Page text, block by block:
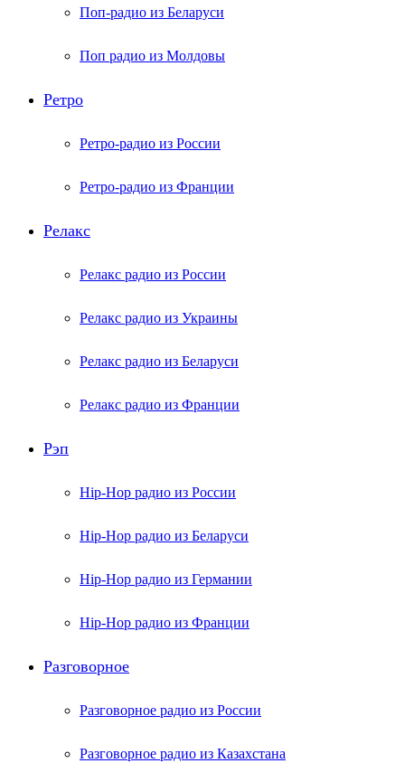
Поп-радио из Беларуси
Поп радио из Молдовы
Ретро
Ретро-радио из России
Ретро-радио из Франции
Релакс
Релакс радио из России
Релакс радио из Украины
Релакс радио из Беларуси
Релакс радио из Франции
Рэп
Hip-Hop радио из России
Hip-Hop радио из Беларуси
Hip-Hop радио из Германии
Hip-Hop радио из Франции
Разговорное
Разговорное радио из России
Разговорное радио из Казахстана